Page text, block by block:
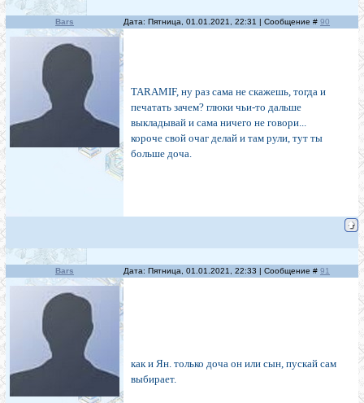
Bars Дата: Пятница, 01.01.2021, 22:31 | Сообщение # 90
TARAMIF, ну раз сама не скажешь, тогда и
печатать зачем? глюки чьи-то дальше
выкладывай и сама ничего не говори...
короче свой очаг делай и там рули, тут ты
больше доча.
Bars Дата: Пятница, 01.01.2021, 22:33 | Сообщение # 91
как и Ян. только доча он или сын, пускай сам
выбирает.